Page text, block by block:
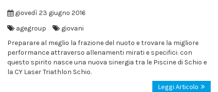
giovedì 23 giugno 2016
agegroup
giovani
Preparare al meglio la frazione del nuoto e trovare la migliore
performance attraverso allenamenti mirati e specifici: con
questo spirito nasce una nuova sinergia tra le Piscine di Schio e
la CY Laser Triathlon Schio.
Leggi Articolo